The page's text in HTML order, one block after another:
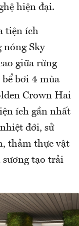
hiện đại.
tiện ích
nóng Sky
giữa rừng
bơi 4 mùa
Crown Hai
ích gần nhất
đới, sử
thảm thực vật
sương tạo trải